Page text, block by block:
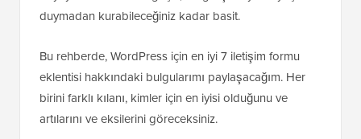
duymadan kurabileceğiniz kadar basit.
Bu rehberde, WordPress için en iyi 7 iletişim formu
eklentisi hakkındaki bulgularımı paylaşacağım. Her
birini farklı kılanı, kimler için en iyisi olduğunu ve
artılarını ve eksilerini göreceksiniz.